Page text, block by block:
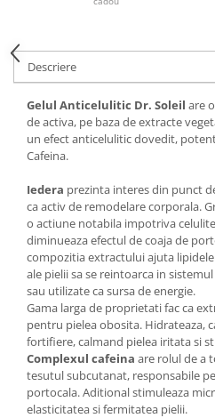
Descriere
Gelul Anticelulitic Dr. Soleil are
de activa, pe baza de extracte
un efect anticelulitic dovedit,
Cafeina.
Iedera prezinta interes din punct
ca activ de remodelare corporala.
o actiune notabila impotriva
diminueaza efectul de coaja de
compozitia extractului ajuta
ale pielii sa se reintoarca in
sau utilizate ca sursa de energie.
Gama larga de proprietati fac ca
pentru pielea obosita. Hidrateaza,
fortifiere, calmand pielea iritata si
Complexul cafeina are rolul de a
tesutul subcutanat, responsabile
portocala. Aditional stimuleaza
elasticitatea si fermitatea pielii.